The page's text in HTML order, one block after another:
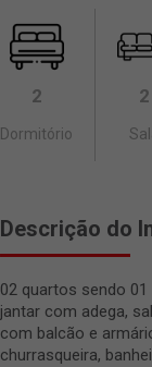
2
Dormitório
2
Descrição do
02 quartos sendo
jantar com adega,
com balcão e
churrasqueira,